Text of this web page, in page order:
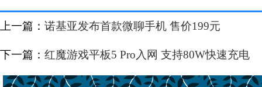
上一篇： 诺基亚发布首款微聊手机 售价199元
下一篇： 红魔游戏平板5 Pro入网 支持80W快速充电